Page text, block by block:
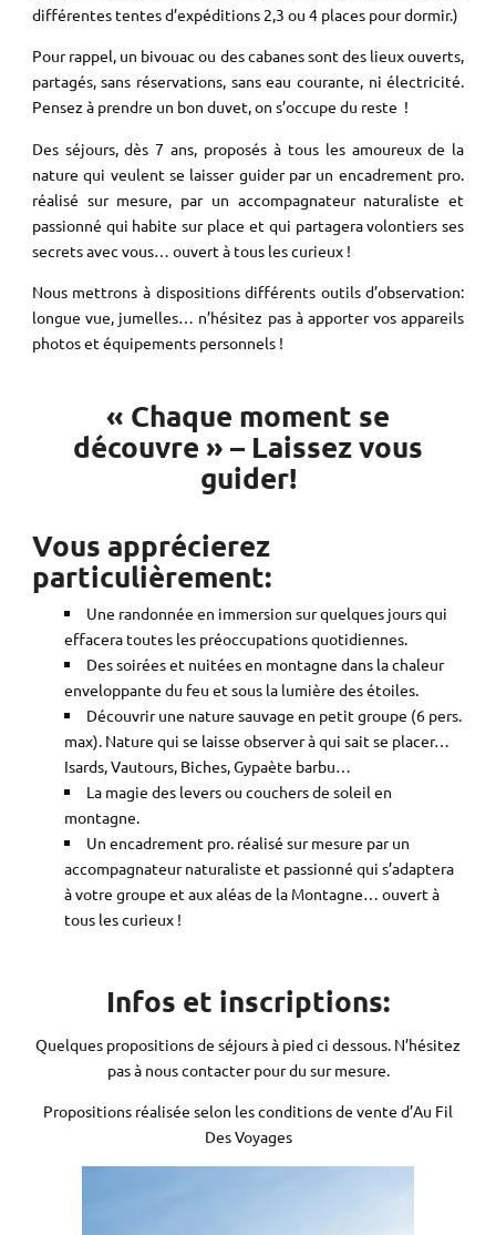
différentes tentes d’expéditions 2,3 ou 4 places pour dormir.)
Pour rappel, un bivouac ou des cabanes sont des lieux ouverts,
partagés, sans réservations, sans eau courante, ni électricité.
Pensez à prendre un bon duvet, on s’occupe du reste !
Des séjours, dès 7 ans, proposés à tous les amoureux de la
nature qui veulent se laisser guider par un encadrement pro.
réalisé sur mesure, par un accompagnateur naturaliste et
passionné qui habite sur place et qui partagera volontiers ses
secrets avec vous… ouvert à tous les curieux !
Nous mettrons à dispositions différents outils d’observation:
longue vue, jumelles… n’hésitez pas à apporter vos appareils
photos et équipements personnels !
« Chaque moment se
découvre » – Laissez vous
guider!
Vous apprécierez
particulièrement:
Une randonnée en immersion sur quelques jours qui
effacera toutes les préoccupations quotidiennes.
Des soirées et nuitées en montagne dans la chaleur
enveloppante du feu et sous la lumière des étoiles.
Découvrir une nature sauvage en petit groupe (6 pers.
max). Nature qui se laisse observer à qui sait se placer…
Isards, Vautours, Biches, Gypaète barbu…
La magie des levers ou couchers de soleil en
montagne.
Un encadrement pro. réalisé sur mesure par un
accompagnateur naturaliste et passionné qui s’adaptera
à votre groupe et aux aléas de la Montagne… ouvert à
tous les curieux !
Infos et inscriptions:
Quelques propositions de séjours à pied ci dessous. N’hésitez
pas à nous contacter pour du sur mesure.
Propositions réalisée selon les conditions de vente d’Au Fil
Des Voyages